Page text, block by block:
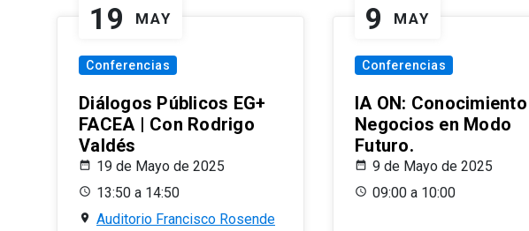
19 MAY
Conferencias
Diálogos Públicos EG+
FACEA | Con Rodrigo
Valdés
19 de Mayo de 2025
13:50 a 14:50
Auditorio Francisco Rosende
9 MAY
Conferencias
IA ON:
Negocios en Modo
Futuro.
9 de Mayo de 2025
09:00 a 10:00